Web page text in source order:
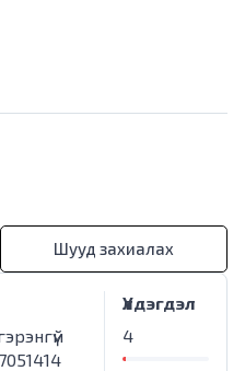
Шууд захиалах
Үлдэгдэл
4